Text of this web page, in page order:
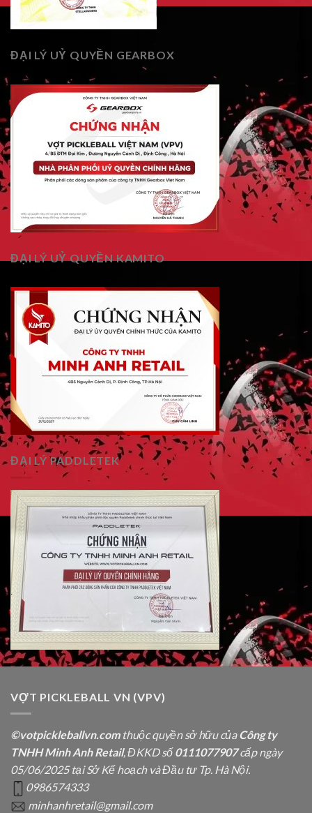
ĐẠI LÝ UỶ QUYỀN GEARBOX
ĐẠI LÝ UỶ QUYỀN KAMITO
ĐẠI LÝ PADDLETEK
VỢT PICKLEBALL VN (VPV)
©votpickleballvn.comthuộc quyền sở hữu củaCông ty
TNHH Minh Anh Retail, ĐKKD số0111077907cấp ngày
05/06/2025 tại Sở Kế hoạch và Đầu tư Tp. Hà Nội.
0986574333
minhanhretail@gmail.com